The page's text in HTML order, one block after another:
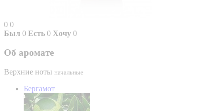
0 0
Был 0 Есть 0 Хочу 0
Об аромате
Верхние ноты начальные
Бергамот